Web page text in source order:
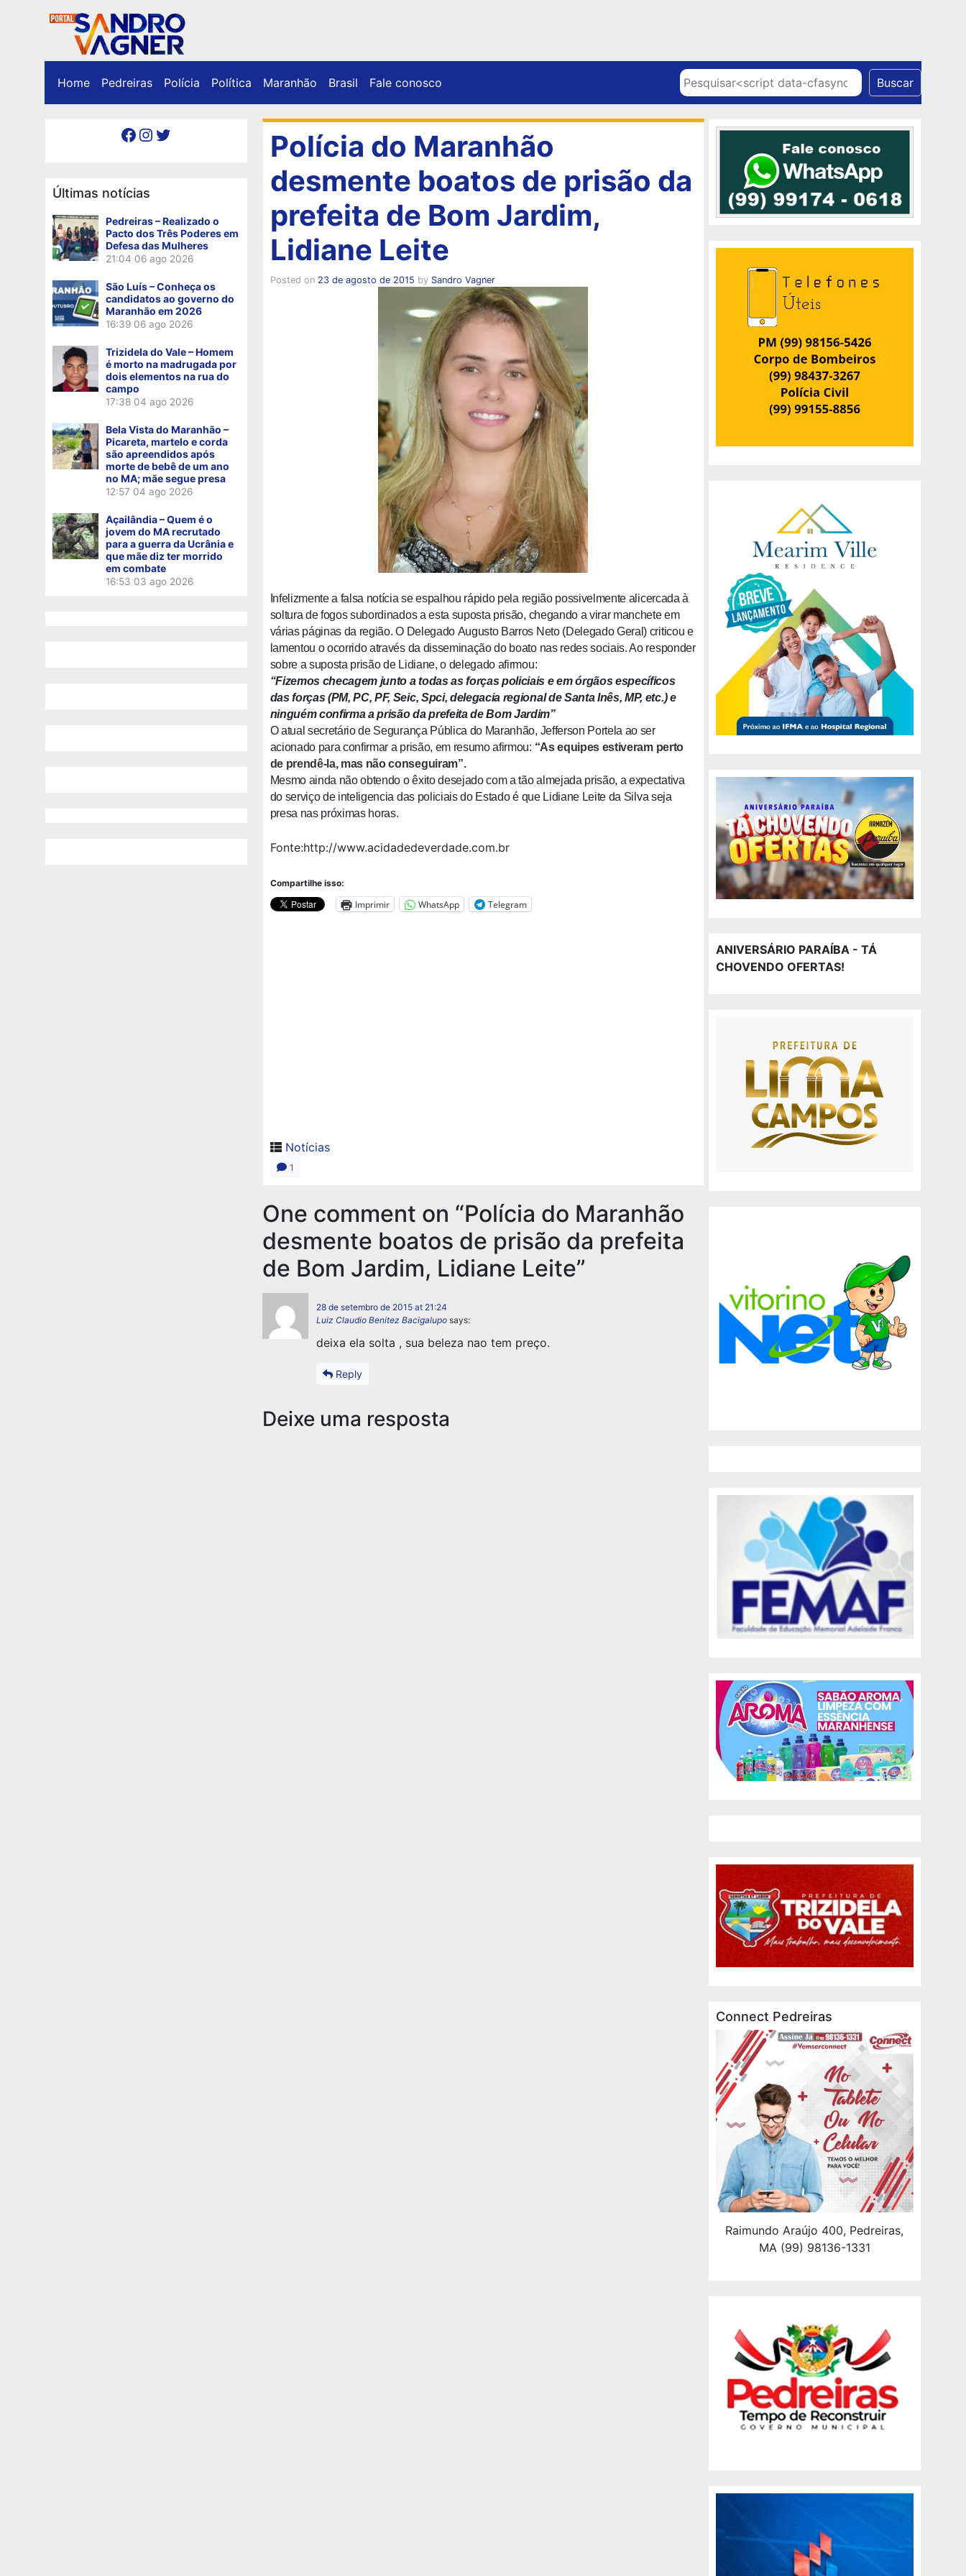
Home Pedreiras Polícia Política Maranhão Brasil Fale conosco Pesquisar Buscar
Facebook Instagram Twitter
Últimas notícias
Pedreiras – Realizado o
Pacto dos Três Poderes em
Defesa das Mulheres
21:04 06 ago 2026
São Luís – Conheça os
candidatos ao governo do
Maranhão em 2026
16:39 06 ago 2026
Trizidela do Vale – Homem
é morto na madrugada por
dois elementos na rua do
campo
17:38 04 ago 2026
Bela Vista do Maranhão –
Picareta, martelo e corda
são apreendidos após
morte de bebê de um ano
no MA; mãe segue presa
12:57 04 ago 2026
Açailândia – Quem é o
jovem do MA recrutado
para a guerra da Ucrânia e
que mãe diz ter morrido
em combate
16:53 03 ago 2026
Polícia do Maranhão
desmente boatos de prisão da
prefeita de Bom Jardim,
Lidiane Leite
Posted on 23 de agosto de 2015 by Sandro Vagner
Infelizmente a falsa notícia se espalhou rápido pela região possivelmente alicercada à
soltura de fogos subordinados a esta suposta prisão, chegando a virar manchete em
várias páginas da região. O Delegado Augusto Barros Neto (Delegado Geral) criticou e
lamentou o ocorrido através da disseminação do boato nas redes sociais. Ao responder
sobre a suposta prisão de Lidiane, o delegado afirmou:
“Fizemos checagem junto a todas as forças policiais e em órgãos específicos
das forças (PM, PC, PF, Seic, Spci, delegacia regional de Santa Inês, MP, etc.) e
ninguém confirma a prisão da prefeita de Bom Jardim”
O atual secretário de Segurança Pública do Maranhão, Jefferson Portela ao ser
acionado para confirmar a prisão, em resumo afirmou: “As equipes estiveram perto
de prendê-la, mas não conseguiram”.
Mesmo ainda não obtendo o êxito desejado com a tão almejada prisão, a expectativa
do serviço de inteligencia das policiais do Estado é que Lidiane Leite da Silva seja
presa nas próximas horas.
Fonte:http://www.acidadedeverdade.com.br
Compartilhe isso:
Imprimir WhatsApp Telegram
Notícias
1
One comment on “Polícia do Maranhão
desmente boatos de prisão da prefeita
de Bom Jardim, Lidiane Leite”
28 de setembro de 2015 at 21:24
Luiz Claudio Benitez Bacigalupo says:
deixa ela solta , sua beleza nao tem preço.
Reply
Deixe uma resposta
ANIVERSÁRIO PARAÍBA - TÁ
CHOVENDO OFERTAS!
Connect Pedreiras
Raimundo Araújo 400, Pedreiras,
MA (99) 98136-1331